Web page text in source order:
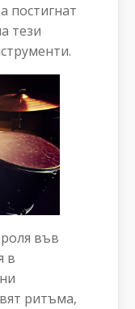
постигнат
тези
във
в
ритъма,